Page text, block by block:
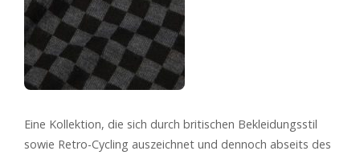
Eine Kollektion, die sich durch britischen Bekleidungsstil
sowie Retro-Cycling auszeichnet und dennoch abseits des